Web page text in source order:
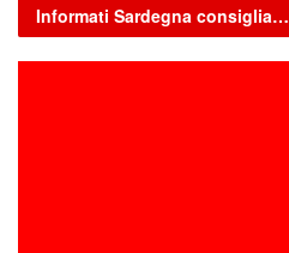
Informati Sardegna consiglia…